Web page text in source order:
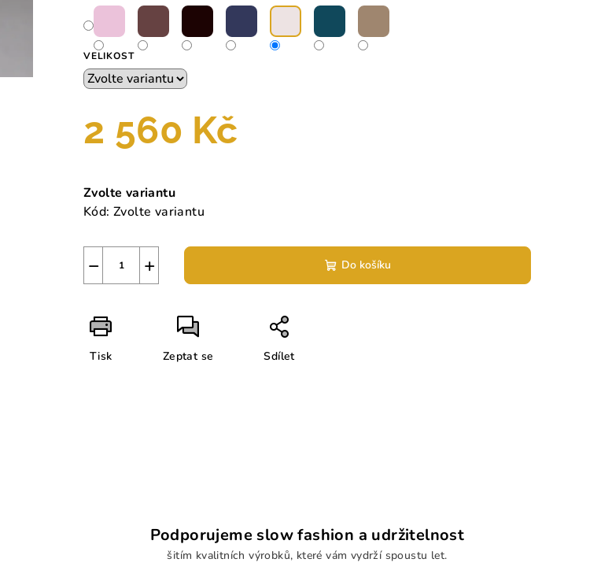
VELIKOST
2 560 Kč
cena:
Zvolte variantu
Kód: Zvolte variantu
+
− Do košíku
Tisk Zeptat se Sdílet
Podporujeme slow fashion a udržitelnost
šitím kvalitních výrobků, které vám vydrží spoustu let.